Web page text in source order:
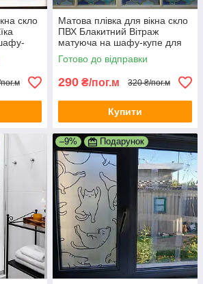
скло
Матова плівка для вікна скло
ПВХ Блакитний Вітраж
матуюча на шафу-купе для
дзеркала 1 пог.м 1000х1000
мм
Готово до відправки
290 ₴/пог.м 320 ₴/пог.м
Купити
–9% Подарунок